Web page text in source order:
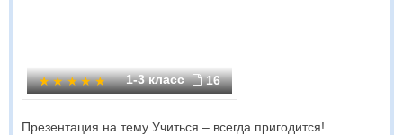
1-3 класс 16
Презентация на тему Учиться – всегда пригодится!